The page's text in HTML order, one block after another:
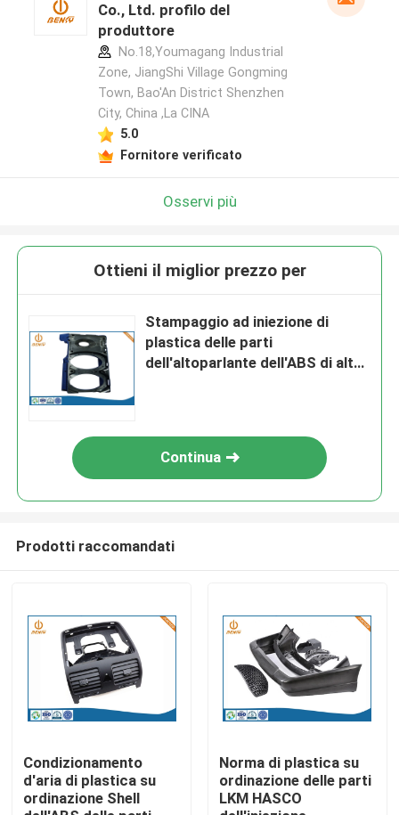
Prodotti
Chi siamo
Co., Ltd. profilo del
produttore
No.18,Youmagang Industrial
Zone, JiangShi Village Gongming
Town, Bao'An District Shenzhen
City, China ,La CINA
5.0
Fornitore verificato
Osservi più
Ottieni il miglior prezzo per
Stampaggio ad iniezione di
plastica delle parti
dell'altoparlante dell'ABS di alta
Continua
Prodotti raccomandati
Condizionamento
d'aria di plastica su
ordinazione Shell
Norma di plastica su
ordinazione delle parti
LKM HASCO